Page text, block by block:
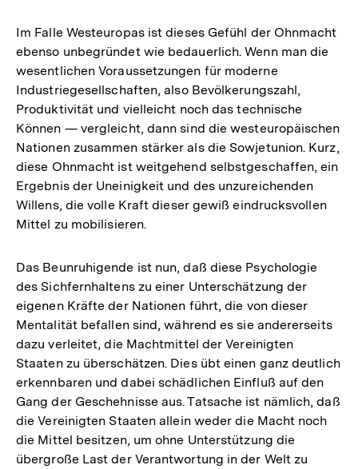
Im Falle Westeuropas ist dieses Gefühl der Ohnmacht
ebenso unbegründet wie bedauerlich. Wenn man die
wesentlichen Voraussetzungen für moderne
Industriegesellschaften, also Bevölkerungszahl,
Produktivität und vielleicht noch das technische
Können — vergleicht, dann sind die westeuropäischen
Nationen zusammen stärker als die Sowjetunion. Kurz,
diese Ohnmacht ist weitgehend selbstgeschaffen, ein
Ergebnis der Uneinigkeit und des unzureichenden
Willens, die volle Kraft dieser gewiß eindrucksvollen
Mittel zu mobilisieren.
Das Beunruhigende ist nun, daß diese Psychologie
des Sichfernhaltens zu einer Unterschätzung der
eigenen Kräfte der Nationen führt, die von dieser
Mentalität befallen sind, während es sie andererseits
dazu verleitet, die Machtmittel der Vereinigten
Staaten zu überschätzen. Dies übt einen ganz deutlich
erkennbaren und dabei schädlichen Einfluß auf den
Gang der Geschehnisse aus. Tatsache ist nämlich, daß
die Vereinigten Staaten allein weder die Macht noch
die Mittel besitzen, um ohne Unterstützung die
übergroße Last der Verantwortung in der Welt zu